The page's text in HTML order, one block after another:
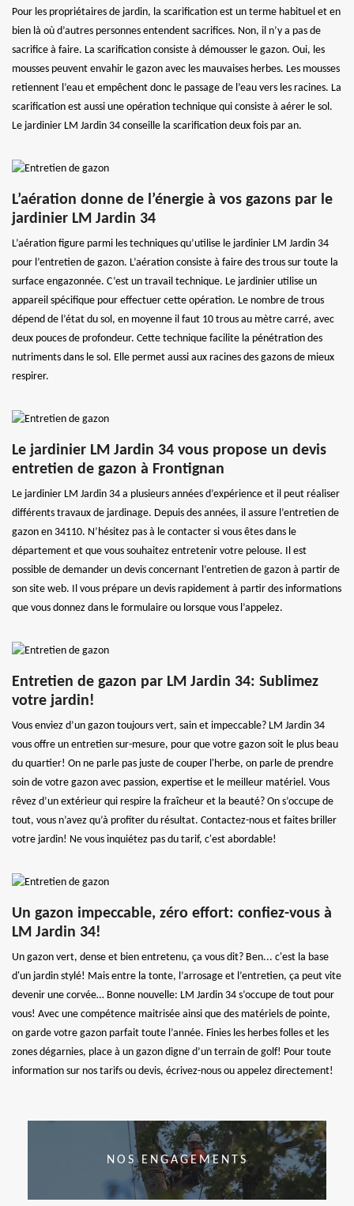
Pour les propriétaires de jardin, la scarification est un terme habituel et en
bien là où d’autres personnes entendent sacrifices. Non, il n’y a pas de
sacrifice à faire. La scarification consiste à démousser le gazon. Oui, les
mousses peuvent envahir le gazon avec les mauvaises herbes. Les mousses
retiennent l’eau et empêchent donc le passage de l’eau vers les racines. La
scarification est aussi une opération technique qui consiste à aérer le sol.
Le jardinier LM Jardin 34 conseille la scarification deux fois par an.
L’aération donne de l’énergie à vos gazons par le
jardinier LM Jardin 34
L’aération figure parmi les techniques qu’utilise le jardinier LM Jardin 34
pour l’entretien de gazon. L’aération consiste à faire des trous sur toute la
surface engazonnée. C’est un travail technique. Le jardinier utilise un
appareil spécifique pour effectuer cette opération. Le nombre de trous
dépend de l’état du sol, en moyenne il faut 10 trous au mètre carré, avec
deux pouces de profondeur. Cette technique facilite la pénétration des
nutriments dans le sol. Elle permet aussi aux racines des gazons de mieux
respirer.
Le jardinier LM Jardin 34 vous propose un devis
entretien de gazon à Frontignan
Le jardinier LM Jardin 34 a plusieurs années d’expérience et il peut réaliser
différents travaux de jardinage. Depuis des années, il assure l’entretien de
gazon en 34110. N’hésitez pas à le contacter si vous êtes dans le
département et que vous souhaitez entretenir votre pelouse. Il est
possible de demander un devis concernant l’entretien de gazon à partir de
son site web. Il vous prépare un devis rapidement à partir des informations
que vous donnez dans le formulaire ou lorsque vous l’appelez.
Entretien de gazon par LM Jardin 34: Sublimez
votre jardin!
Vous enviez d’un gazon toujours vert, sain et impeccable? LM Jardin 34
vous offre un entretien sur-mesure, pour que votre gazon soit le plus beau
du quartier! On ne parle pas juste de couper l'herbe, on parle de prendre
soin de votre gazon avec passion, expertise et le meilleur matériel. Vous
rêvez d’un extérieur qui respire la fraîcheur et la beauté? On s’occupe de
tout, vous n’avez qu’à profiter du résultat. Contactez-nous et faites briller
votre jardin! Ne vous inquiétez pas du tarif, c'est abordable!
Un gazon impeccable, zéro effort: confiez-vous à
LM Jardin 34!
Un gazon vert, dense et bien entretenu, ça vous dit? Ben... c'est la base
d'un jardin stylé! Mais entre la tonte, l’arrosage et l’entretien, ça peut vite
devenir une corvée… Bonne nouvelle: LM Jardin 34 s’occupe de tout pour
vous! Avec une compétence maitrisée ainsi que des matériels de pointe,
on garde votre gazon parfait toute l’année. Finies les herbes folles et les
zones dégarnies, place à un gazon digne d’un terrain de golf! Pour toute
information sur nos tarifs ou devis, écrivez-nous ou appelez directement!
NOS ENGAGEMENTS